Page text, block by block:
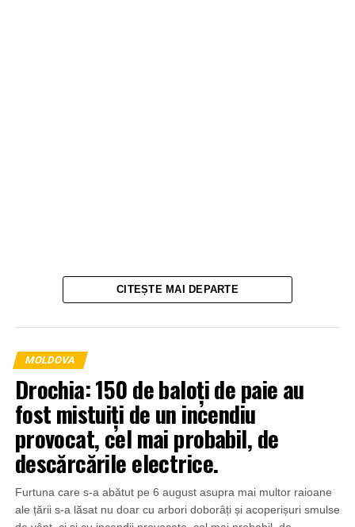
CITEȘTE MAI DEPARTE
MOLDOVA
Drochia: 150 de baloți de paie au
fost mistuiți de un incendiu
provocat, cel mai probabil, de
descărcările electrice.
Furtuna care s-a abătut pe 6 august asupra mai multor raioane
ale țării s-a lăsat nu doar cu arbori doborâți și acoperișuri smulse